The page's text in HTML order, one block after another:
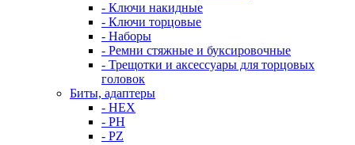
- Ключи накидные
- Ключи торцовые
- Наборы
- Ремни стяжные и буксировочные
- Трещотки и аксессуары для торцовых
головок
Биты, адаптеры
- HEX
- PH
- PZ